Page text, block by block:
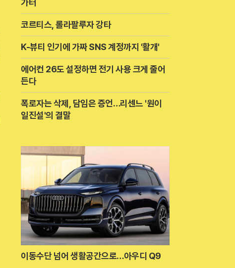
가터
코르티스, 롤라팔루자 강타
K-뷰티 인기에 가짜 SNS 계정까지 '활개'
에어컨 26도 설정하면 전기 사용 크게 줄어
든다
폭로자는 삭제, 담임은 증언…리센느 '원이
일진설'의 결말
이동수단 넘어 생활공간으로…아우디 Q9